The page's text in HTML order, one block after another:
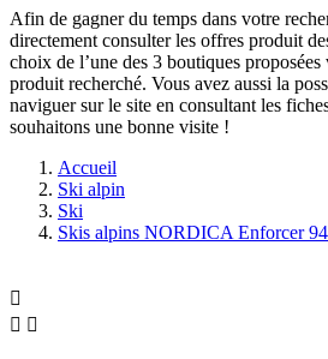
Afin de gagner du temps dans votre
directement consulter les offres produit
choix de l’une des 3 boutiques
produit recherché. Vous avez aussi la
naviguer sur le site en consultant les
souhaitons une bonne visite !
Accueil
Ski alpin
Ski
Skis alpins NORDICA Enforcer

 